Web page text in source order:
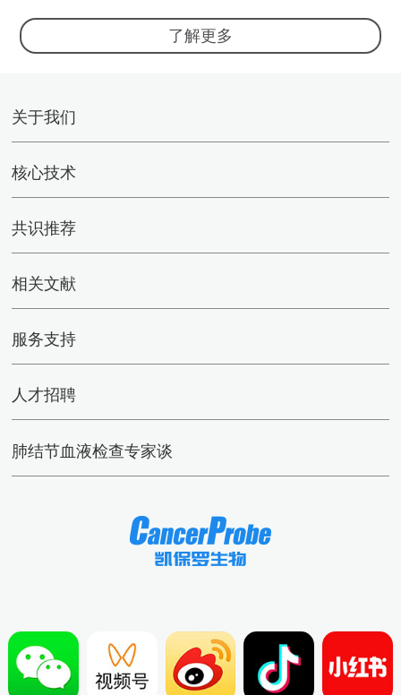
准》必备检验项目
了解更多
关于我们
核心技术
共识推荐
相关文献
服务支持
人才招聘
肺结节血液检查专家谈